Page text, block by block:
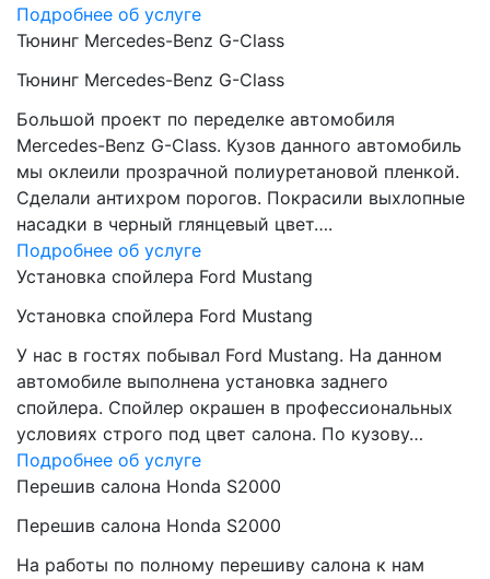
Подробнее об услуге
Тюнинг Mercedes-Benz G-Class
Тюнинг Mercedes-Benz G-Class
Большой проект по переделке автомобиля
Mercedes-Benz G-Class. Кузов данного автомобиль
мы оклеили прозрачной полиуретановой пленкой.
Сделали антихром порогов. Покрасили выхлопные
насадки в черный глянцевый цвет….
Подробнее об услуге
Установка спойлера Ford Mustang
Установка спойлера Ford Mustang
У нас в гостях побывал Ford Mustang. На данном
автомобиле выполнена установка заднего
спойлера. Спойлер окрашен в профессиональных
условиях строго под цвет салона. По кузову…
Подробнее об услуге
Перешив салона Honda S2000
Перешив салона Honda S2000
На работы по полному перешиву салона к нам